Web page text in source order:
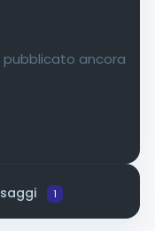
pubblicato ancora
1